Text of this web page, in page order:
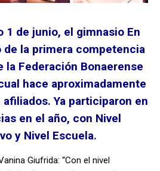
1 de junio, el gimnasio En
la primera competencia
la Federación Bonaerense
hace aproximadamente
Ya participaron en
en el año, con Nivel
y Nivel Escuela.
Giufrida: “Con el nivel